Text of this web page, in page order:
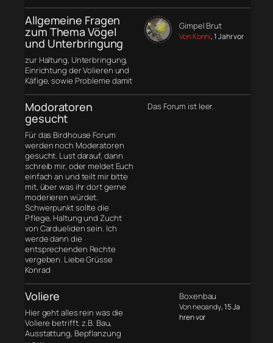
Allgemeine Fragen
zum Thema Vögel
und Unterbringung
zur Haltung, Unterbringung,
Einrichtung der Volieren und
Käfige, sowie Probleme damit
Gimpel Brut
Von Konni, 1 Jahr vor
Modoratoren
gesucht
Für das Birdhouse Forum
werden noch Moderatoren
gesucht. Lust darauf, dann
schreib mir, oder meldet Euch
einfach an und teilt mir bitte
mit, über was ihr dort gerne
moderieren würdet.
Schwerpunkt sollte die
Pflege, Haltung und Zucht
von Cardueliden sein. Ich
werde dann die
entsprechenden Rechte
vergeben. Liebe Grüsse
Konrad
Das Forum ist leer.
Voliere
Hier geht alles rein was die
Voliere betrifft. z.B. Bau,
Ausstattung, Bepflanzung
Boxenbau
Von neoandy, 15 Ja
hren vor